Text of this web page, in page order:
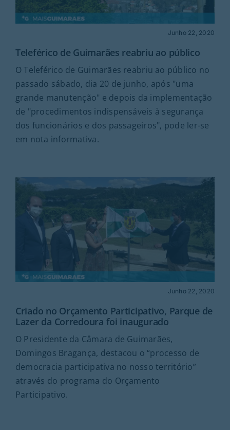
Junho 22, 2020
Teleférico de Guimarães reabriu ao público
O Teleférico de Guimarães reabriu ao público no
passado sábado, dia 20 de junho, após "uma
grande manutenção" e depois da implementação
de "procedimentos indispensáveis à segurança
dos funcionários e dos passageiros", pode ler-se
em nota informativa.
Junho 22, 2020
Criado no Orçamento Participativo, Parque de
Lazer da Corredoura foi inaugurado
O Presidente da Câmara de Guimarães,
Domingos Bragança, destacou o “processo de
democracia participativa no nosso território”
através do programa do Orçamento
Participativo.